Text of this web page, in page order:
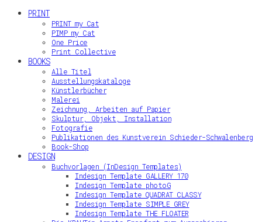
PRINT
PRINT my Cat
PIMP my Cat
One Price
Print Collective
BOOKS
Alle Titel
Ausstellungskataloge
Künstlerbücher
Malerei
Zeichnung, Arbeiten auf Papier
Skulptur, Objekt, Installation
Fotografie
Publikationen des Kunstverein Schieder-Schwalenberg
Book-Shop
DESIGN
Buchvorlagen (InDesign Templates)
Indesign Template GALLERY 170
Indesign Template photoG
Indesign Template QUADRAT CLASSY
Indesign Template SIMPLE GREY
Indesign Template THE FLOATER